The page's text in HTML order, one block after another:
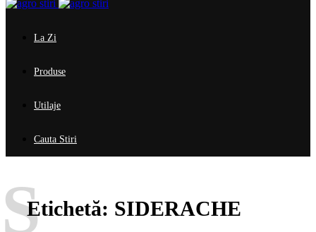
La Zi
Produse
Utilaje
Cauta Stiri
Etichetă: SIDERACHE
S